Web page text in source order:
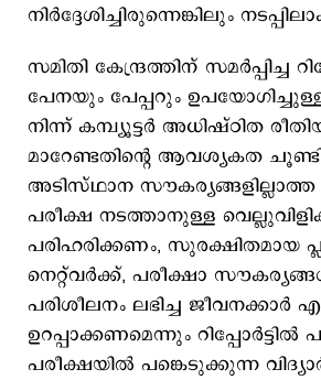
നിർദ്ദേശിച്ചിരുന്നെങ്കിലും
സമിതി കേന്ദ്രത്തിന് സമർപ്പിച്ച
പേനയും പേപ്പറും
നിന്ന് കമ്പ്യൂട്ടർ അധിഷ്ഠിത
മാറേണ്ടതിന്റെ ആവശ്യകത
അടിസ്ഥാന സൗകര്യങ്ങളില്ലാത്ത
പരീക്ഷ നടത്താനുള്ള
പരിഹരിക്കണം, സുരക്ഷിതമായ
നെറ്റ്‌വർക്ക്, പരീക്ഷാ
പരിശീലനം ലഭിച്ച ജീവനക്കാർ
ഉറപ്പാക്കണമെന്നും
പരീക്ഷയിൽ പങ്കെടുക്കുന്ന